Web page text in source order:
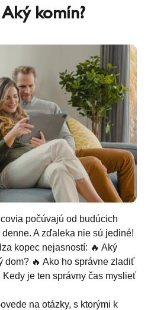
komín?
počúvajú od budúcich
A zďaleka nie sú jediné!
kopec nejasností: 🔥 Aký
dom? 🔥 Ako ho správne zladiť
je ten správny čas myslieť
na otázky, s ktorými k